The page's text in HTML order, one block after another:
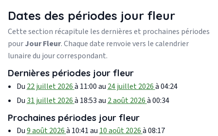
Dates des périodes jour fleur
Cette section récapitule les dernières et prochaines périodes
pourJour Fleur. Chaque date renvoie vers le calendrier
lunaire du jour correspondant.
Dernières périodes jour fleur
Du 22 juillet 2026à 11:00 au 24 juillet 2026à 04:24
Du31 juillet 2026à 18:53 au 2 août 2026à 00:34
Prochaines périodes jour fleur
Du9 août 2026à 10:41 au 10 août 2026à 08:17